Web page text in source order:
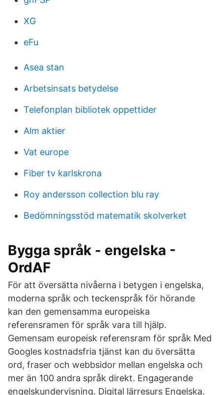
XG
eFu
Asea stan
Arbetsinsats betydelse
Telefonplan bibliotek oppettider
Alm aktier
Vat europe
Fiber tv karlskrona
Roy andersson collection blu ray
Bedömningsstöd matematik skolverket
Bygga språk - engelska -
OrdAF
För att översätta nivåerna i betygen i engelska,
moderna språk och teckenspråk för hörande
kan den gemensamma europeiska
referensramen för språk vara till hjälp.
Gemensam europeisk referensram för språk Med
Googles kostnadsfria tjänst kan du översätta
ord, fraser och webbsidor mellan engelska och
mer än 100 andra språk direkt. Engagerande
engelskundervisning. Digital lärresurs Engelska.